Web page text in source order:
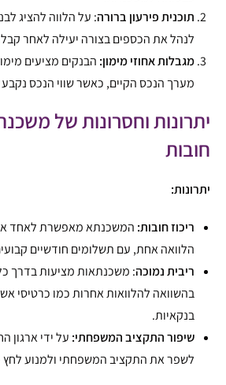
תוכנית פירעון ברורה: על הלווה להציג
לנהל את הכספים בצורה יעילה לאחר
מגבלות אחוזי מימון:
מערך הנכס הקיים, כאשר שווי הנכס
יתרונות וחסרונות של
חובות
יתרונות:
ריכוז חובות: המשכנתא מאפשרת לאחד
הלוואה אחת, עם תשלומים חודשיים
ריבית נמוכה: משכנתאות מציעות בדרך
בהשוואה להלוואות אחרות כמו כרטיסי
בנקאיות.
שיפור התקציב המשפחתי: על ידי ארגון
לשפר את התקציב המשפחתי ולמנוע לחץ